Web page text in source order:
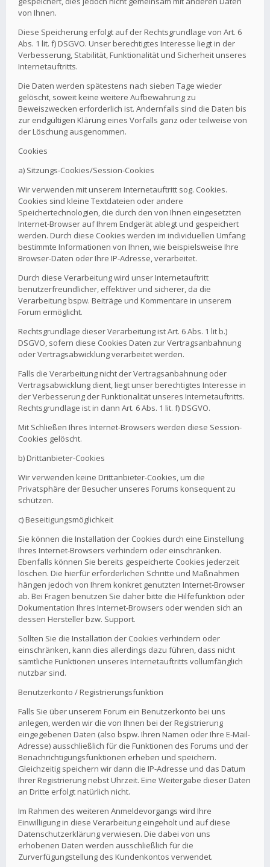
von Ihnen.
Diese Speicherung erfolgt auf der Rechtsgrundlage von Art. 6
Abs. 1 lit. f) DSGVO. Unser berechtigtes Interesse liegt in der
Verbesserung, Stabilität, Funktionalität und Sicherheit unseres
Internetauftritts.
Die Daten werden spätestens nach sieben Tage wieder
gelöscht, soweit keine weitere Aufbewahrung zu
Beweiszwecken erforderlich ist. Andernfalls sind die Daten bis
zur endgültigen Klärung eines Vorfalls ganz oder teilweise von
der Löschung ausgenommen.
Cookies
a) Sitzungs-Cookies/Session-Cookies
Wir verwenden mit unserem Internetauftritt sog. Cookies.
Cookies sind kleine Textdateien oder andere
Speichertechnologien, die durch den von Ihnen eingesetzten
Internet-Browser auf Ihrem Endgerät ablegt und gespeichert
werden. Durch diese Cookies werden im individuellen Umfang
bestimmte Informationen von Ihnen, wie beispielsweise Ihre
Browser-Daten oder Ihre IP-Adresse, verarbeitet.
Durch diese Verarbeitung wird unser Internetauftritt
benutzerfreundlicher, effektiver und sicherer, da die
Verarbeitung bspw. Beiträge und Kommentare in unserem
Forum ermöglicht.
Rechtsgrundlage dieser Verarbeitung ist Art. 6 Abs. 1 lit b.)
DSGVO, sofern diese Cookies Daten zur Vertragsanbahnung
oder Vertragsabwicklung verarbeitet werden.
Falls die Verarbeitung nicht der Vertragsanbahnung oder
Vertragsabwicklung dient, liegt unser berechtigtes Interesse in
der Verbesserung der Funktionalität unseres Internetauftritts.
Rechtsgrundlage ist in dann Art. 6 Abs. 1 lit. f) DSGVO.
Mit Schließen Ihres Internet-Browsers werden diese Session-
Cookies gelöscht.
b) Drittanbieter-Cookies
Wir verwenden keine Drittanbieter-Cookies, um die
Privatsphäre der Besucher unseres Forums konsequent zu
schützen.
c) Beseitigungsmöglichkeit
Sie können die Installation der Cookies durch eine Einstellung
Ihres Internet-Browsers verhindern oder einschränken.
Ebenfalls können Sie bereits gespeicherte Cookies jederzeit
löschen. Die hierfür erforderlichen Schritte und Maßnahmen
hängen jedoch von Ihrem konkret genutzten Internet-Browser
ab. Bei Fragen benutzen Sie daher bitte die Hilfefunktion oder
Dokumentation Ihres Internet-Browsers oder wenden sich an
dessen Hersteller bzw. Support.
Sollten Sie die Installation der Cookies verhindern oder
einschränken, kann dies allerdings dazu führen, dass nicht
sämtliche Funktionen unseres Internetauftritts vollumfänglich
nutzbar sind.
Benutzerkonto / Registrierungsfunktion
Falls Sie über unserem Forum ein Benutzerkonto bei uns
anlegen, werden wir die von Ihnen bei der Registrierung
eingegebenen Daten (also bspw. Ihren Namen oder Ihre E-Mail-
Adresse) ausschließlich für die Funktionen des Forums und der
Benachrichtigungsfunktionen erheben und speichern.
Gleichzeitig speichern wir dann die IP-Adresse und das Datum
Ihrer Registrierung nebst Uhrzeit. Eine Weitergabe dieser Daten
an Dritte erfolgt natürlich nicht.
Im Rahmen des weiteren Anmeldevorgangs wird Ihre
Einwilligung in diese Verarbeitung eingeholt und auf diese
Datenschutzerklärung verwiesen. Die dabei von uns
erhobenen Daten werden ausschließlich für die
Zurverfügungstellung des Kundenkontos verwendet.